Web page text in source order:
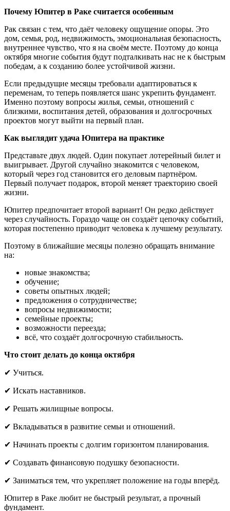
Почему Юпитер в Раке считается особенным
Рак связан с тем, что даёт человеку ощущение опоры. Это
дом, семья, род, недвижимость, эмоциональная безопасность,
внутреннее чувство, что я на своём месте. Поэтому до конца
октября многие события будут подталкивать нас не к быстрым
победам, а к созданию более устойчивой жизни.
Если предыдущие месяцы требовали адаптироваться к
переменам, то теперь появляется шанс укрепить фундамент.
Именно поэтому вопросы жилья, семьи, отношений с
близкими, воспитания детей, образования и долгосрочных
проектов могут выйти на первый план.
Как выглядит удача Юпитера на практике
Представьте двух людей. Один покупает лотерейный билет и
выигрывает. Другой случайно знакомится с человеком,
который через год становится его деловым партнёром.
Первый получает подарок, второй меняет траекторию своей
жизни.
Юпитер предпочитает второй вариант! Он редко действует
через случайность. Гораздо чаще он создаёт цепочку событий,
которая постепенно приводит человека к лучшему результату.
Поэтому в ближайшие месяцы полезно обращать внимание
на:
новые знакомства;
обучение;
советы опытных людей;
предложения о сотрудничестве;
вопросы недвижимости;
семейные проекты;
возможности переезда;
всё, что создаёт долгосрочную стабильность.
Что стоит делать до конца октября
✔ Учиться.
✔ Искать наставников.
✔ Решать жилищные вопросы.
✔ Вкладываться в развитие семьи и отношений.
✔ Начинать проекты с долгим горизонтом планирования.
✔ Создавать финансовую подушку безопасности.
✔ Заниматься тем, что укрепляет положение на годы вперёд.
Юпитер в Раке любит не быстрый результат, а прочный
фундамент.